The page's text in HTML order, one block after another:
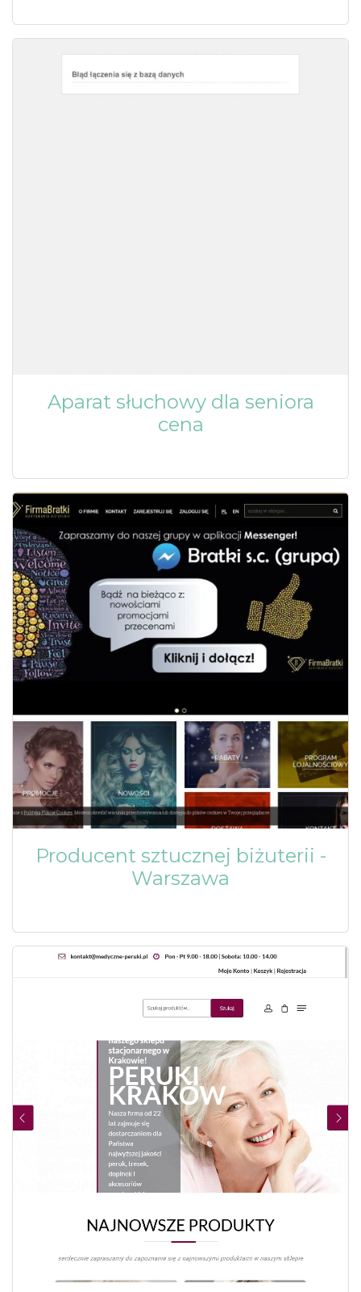
Aparat słuchowy dla seniora
cena
Producent sztucznej biżuterii -
Warszawa